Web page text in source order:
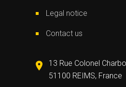
Legal notice
Contact us
13 Rue Colonel
51100 REIMS, France